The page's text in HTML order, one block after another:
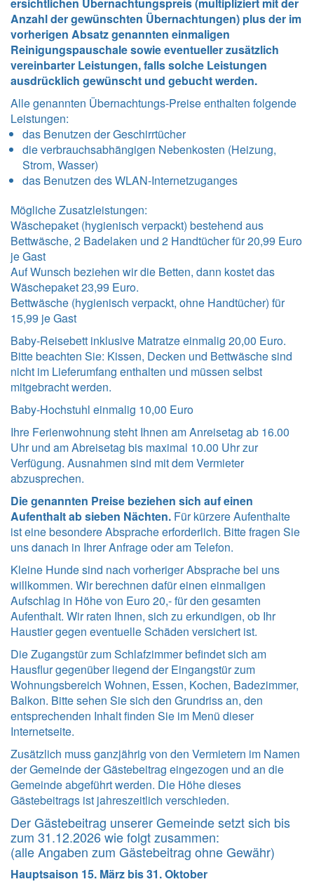
Anzahl der gewünschten Übernachtungen) plus der im
vorherigen Absatz genannten einmaligen
Reinigungspauschale sowie eventueller zusätzlich
vereinbarter Leistungen, falls solche Leistungen
ausdrücklich gewünscht und gebucht werden.
Alle genannten Übernachtungs-Preise enthalten folgende
Leistungen:
das Benutzen der Geschirrtücher
die verbrauchsabhängigen Nebenkosten (Heizung,
Strom, Wasser)
das Benutzen des WLAN-Internetzuganges
Mögliche Zusatzleistungen:
Wäschepaket (hygienisch verpackt) bestehend aus
Bettwäsche, 2 Badelaken und 2 Handtücher für 20,99 Euro
je Gast
Auf Wunsch beziehen wir die Betten, dann kostet das
Wäschepaket 23,99 Euro.
Bettwäsche (hygienisch verpackt, ohne Handtücher) für
15,99 je Gast
Baby-Reisebett inklusive Matratze einmalig 20,00 Euro.
Bitte beachten Sie: Kissen, Decken und Bettwäsche sind
nicht im Lieferumfang enthalten und müssen selbst
mitgebracht werden.
Baby-Hochstuhl einmalig 10,00 Euro
Ihre Ferienwohnung steht Ihnen am Anreisetag ab 16.00
Uhr und am Abreisetag bis maximal 10.00 Uhr zur
Verfügung. Ausnahmen sind mit dem Vermieter
abzusprechen.
Die genannten Preise beziehen sich auf einen
Aufenthalt ab sieben Nächten. Für kürzere Aufenthalte
ist eine besondere Absprache erforderlich. Bitte fragen Sie
uns danach in Ihrer Anfrage oder am Telefon.
Kleine Hunde sind nach vorheriger Absprache bei uns
willkommen. Wir berechnen dafür einen einmaligen
Aufschlag in Höhe von Euro 20,- für den gesamten
Aufenthalt. Wir raten Ihnen, sich zu erkundigen, ob Ihr
Haustier gegen eventuelle Schäden versichert ist.
Die Zugangstür zum Schlafzimmer befindet sich am
Hausflur gegenüber liegend der Eingangstür zum
Wohnungsbereich Wohnen, Essen, Kochen, Badezimmer,
Balkon. Bitte sehen Sie sich den Grundriss an, den
entsprechenden Inhalt finden Sie im Menü dieser
Internetseite.
Zusätzlich muss ganzjährig von den Vermietern im Namen
der Gemeinde der Gästebeitrag eingezogen und an die
Gemeinde abgeführt werden. Die Höhe dieses
Gästebeitrags ist jahreszeitlich verschieden.
Der Gästebeitrag unserer Gemeinde setzt sich bis
zum 31.12.2026 wie folgt zusammen:
(alle Angaben zum Gästebeitrag ohne Gewähr)
Hauptsaison 15. März bis 31. Oktober